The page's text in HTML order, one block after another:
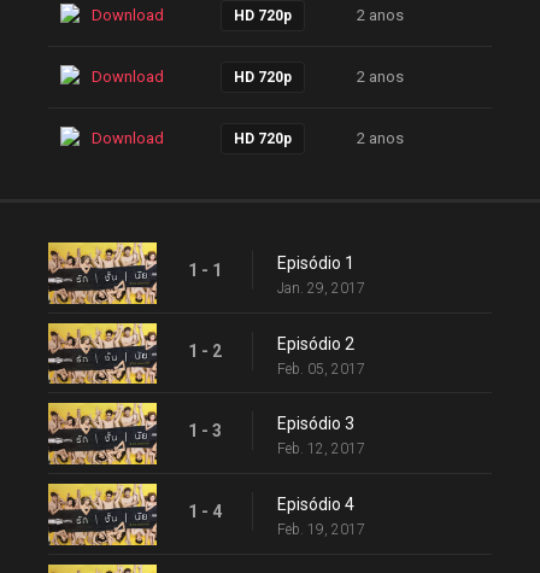
Download HD 720p 2 anos
Download HD 720p 2 anos
Download HD 720p 2 anos
1 - 1 Episódio 1
Jan. 29, 2017
1 - 2 Episódio 2
Feb. 05, 2017
1 - 3 Episódio 3
Feb. 12, 2017
1 - 4 Episódio 4
Feb. 19, 2017